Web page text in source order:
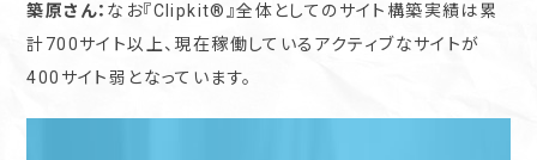
築原さん： なお『Clipkit®︎』全体としてのサイト構築実績は累
計700サイト以上、現在稼働しているアクティブなサイトが
400サイト弱となっています。